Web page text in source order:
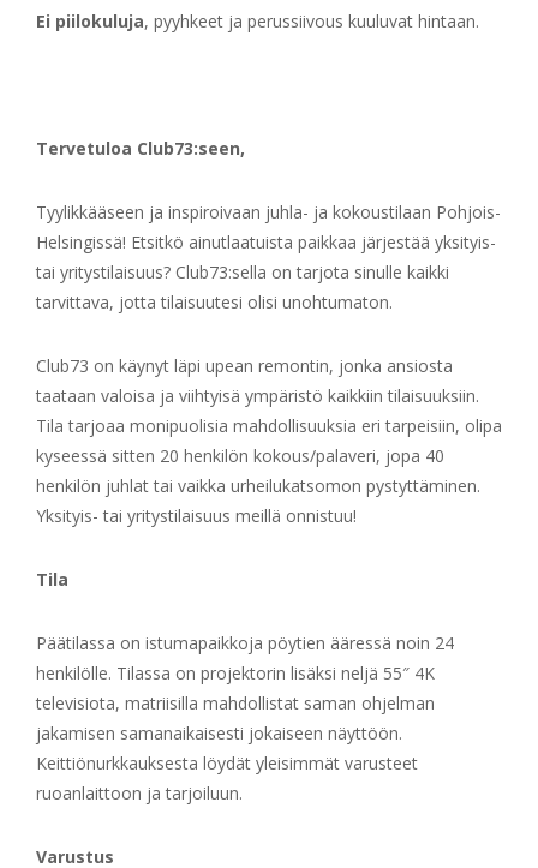
Ei piilokuluja, pyyhkeet ja perussiivous kuuluvat hintaan.
Tervetuloa Club73:seen,
Tyylikkääseen ja inspiroivaan juhla- ja kokoustilaan Pohjois-
Helsingissä! Etsitkö ainutlaatuista paikkaa järjestää yksityis-
tai yritystilaisuus? Club73:sella on tarjota sinulle kaikki
tarvittava, jotta tilaisuutesi olisi unohtumaton.
Club73 on käynyt läpi upean remontin, jonka ansiosta
taataan valoisa ja viihtyisä ympäristö kaikkiin tilaisuuksiin.
Tila tarjoaa monipuolisia mahdollisuuksia eri tarpeisiin, olipa
kyseessä sitten 20 henkilön kokous/palaveri, jopa 40
henkilön juhlat tai vaikka urheilukatsomon pystyttäminen.
Yksityis- tai yritystilaisuus meillä onnistuu!
Tila
Päätilassa on istumapaikkoja pöytien ääressä noin 24
henkilölle. Tilassa on projektorin lisäksi neljä 55″ 4K
televisiota, matriisilla mahdollistat saman ohjelman
jakamisen samanaikaisesti jokaiseen näyttöön.
Keittiönurkkauksesta löydät yleisimmät varusteet
ruoanlaittoon ja tarjoiluun.
Varustus